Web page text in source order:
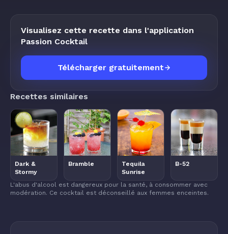
Visualisez cette recette dans l'application
Passion Cocktail
Télécharger gratuitement
Recettes similaires
Dark &
Stormy
Bramble
Tequila
Sunrise
B-52
L'abus d'alcool est dangereux pour la santé, à consommer avec
modération. Ce cocktail est déconseillé aux femmes enceintes.